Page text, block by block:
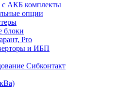
АКБ комплекты
опции
блоки
Pro
и ИБП
Сибконтакт